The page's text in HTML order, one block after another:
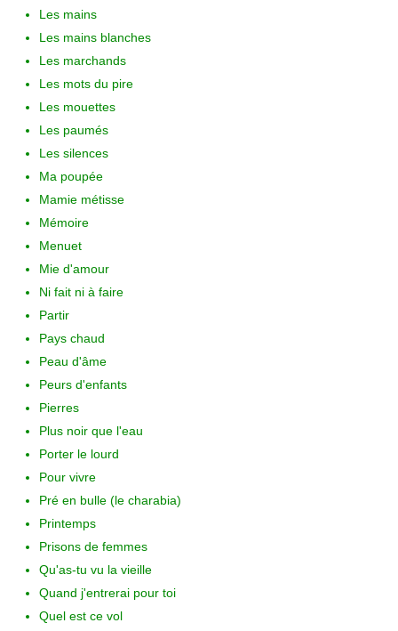
Les mains
Les mains blanches
Les marchands
Les mots du pire
Les mouettes
Les paumés
Les silences
Ma poupée
Mamie métisse
Mémoire
Menuet
Mie d'amour
Ni fait ni à faire
Partir
Pays chaud
Peau d'âme
Peurs d'enfants
Pierres
Plus noir que l'eau
Porter le lourd
Pour vivre
Pré en bulle (le charabia)
Printemps
Prisons de femmes
Qu'as-tu vu la vieille
Quand j'entrerai pour toi
Quel est ce vol